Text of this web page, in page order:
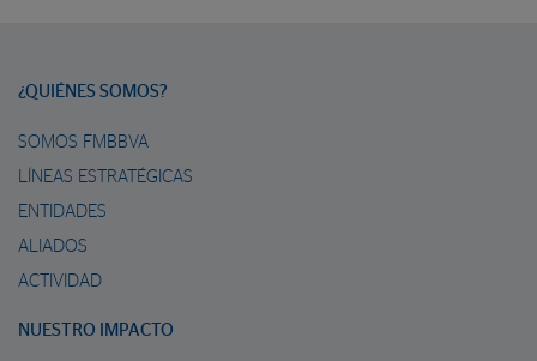
¿QUIÉNES SOMOS?
SOMOS FMBBVA
LÍNEAS ESTRATÉGICAS
ENTIDADES
ALIADOS
ACTIVIDAD
NUESTRO IMPACTO